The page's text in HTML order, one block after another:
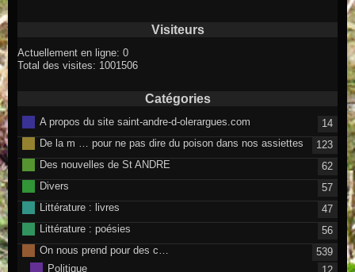
Visiteurs
Actuellement en ligne: 0
Total des visites: 1001506
Catégories
A propos du site saint-andre-d-olerargues.com
14
De la m … pour ne pas dire du poison dans nos assiettes
123
Des nouvelles de St ANDRE
62
Divers
57
Littérature : livres
47
Littérature : poésies
56
On nous prend pour des c…
539
Politique